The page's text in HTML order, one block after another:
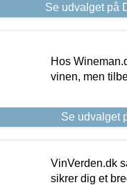
Se udvalget på
Hos
vinen, men
Se udvalget
VinVerden.dk
sikrer dig et